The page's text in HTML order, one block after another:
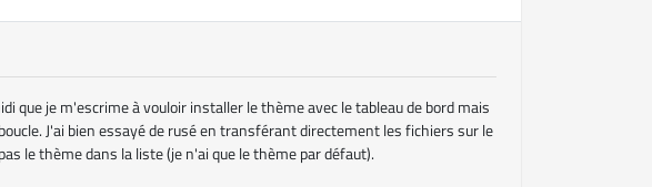
que je m'escrime à vouloir installer le thème avec le tableau de bord mais
J'ai bien essayé de rusé en transférant directement les fichiers sur le
le thème dans la liste (je n'ai que le thème par défaut).